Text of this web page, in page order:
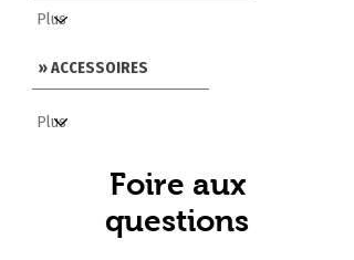
» ACCESSOIRES
Foire aux
questions